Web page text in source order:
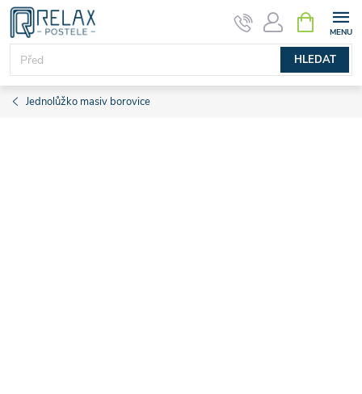
Přejít
obsah
HLEDAT
NÁKUPNÍ
KOŠÍK
Jednolůžko masiv borovice